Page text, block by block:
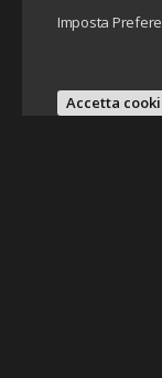
Imposta
Accetta